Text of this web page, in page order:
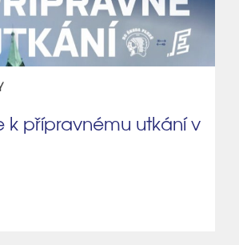
k přípravnému utkání v